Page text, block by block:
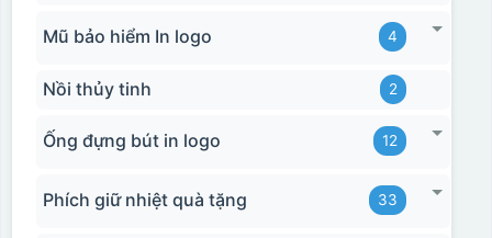
Mũ bảo hiểm In logo 4
Nồi thủy tinh 2
Ống đựng bút in logo 12
Phích giữ nhiệt quà tặng 33